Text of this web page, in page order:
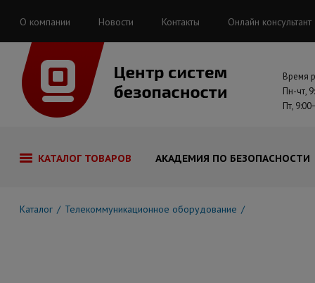
О компании Новости Контакты Онлайн консультант
Время
Пн-чт,
Пт,
КАТАЛОГ ТОВАРОВ АКАДЕМИЯ ПО БЕЗОПАСНОСТИ
Каталог Телекоммуникационное оборудование